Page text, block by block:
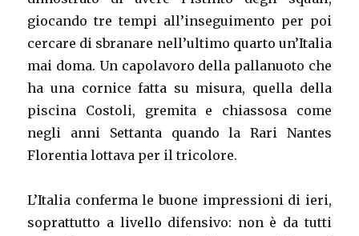
giocando tre tempi all’inseguimento per poi
cercare di sbranare nell’ultimo quarto un’Italia
mai doma. Un capolavoro della pallanuoto che
ha una cornice fatta su misura, quella della
piscina Costoli, gremita e chiassosa come
negli anni Settanta quando la Rari Nantes
Florentia lottava per il tricolore.
L’Italia conferma le buone impressioni di ieri,
soprattutto a livello difensivo: non è da tutti